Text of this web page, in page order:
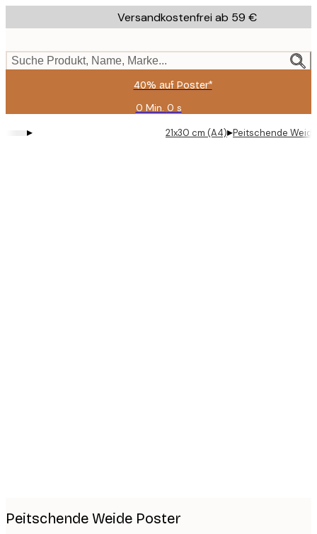
to
content.
Versandkostenfrei ab 59 €
Suche Produkt, Name, Marke...
40% auf Poster*
0 Min. 0 s
Gültig
bis:
2026-
▸ 21x30 cm (A4)▸Peitschende
Peitschende Weide Poster